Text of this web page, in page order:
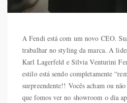
A Fendi está com um novo CEO.
trabalhar no styling da marca. A
Karl Lagerfeld e Silvia Venturini
estilo está sendo completamente
surpreendente!! Vocês acham ou não
que fomos ver no showroom o dia